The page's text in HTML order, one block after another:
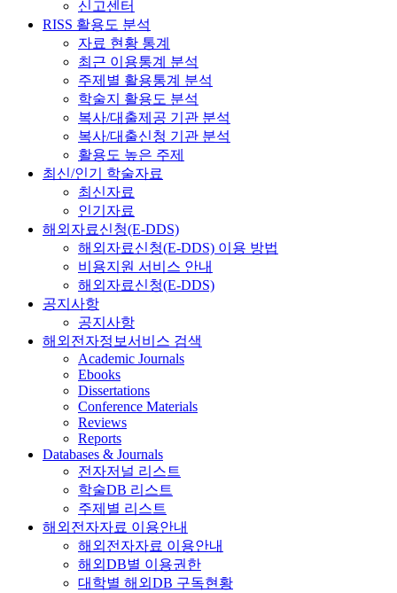
신고센터
RISS 활용도 분석
자료 현황 통계
최근 이용통계 분석
주제별 활용통계 분석
학술지 활용도 분석
복사/대출제공 기관 분석
복사/대출신청 기관 분석
활용도 높은 주제
최신/인기 학술자료
최신자료
인기자료
해외자료신청(E-DDS)
해외자료신청(E-DDS) 이용 방법
비용지원 서비스 안내
해외자료신청(E-DDS)
공지사항
공지사항
해외전자정보서비스 검색
Academic Journals
Ebooks
Dissertations
Conference Materials
Reviews
Reports
Databases & Journals
전자저널 리스트
학술DB 리스트
주제별 리스트
해외전자자료 이용안내
해외전자자료 이용안내
해외DB별 이용권한
대학별 해외DB 구독현황